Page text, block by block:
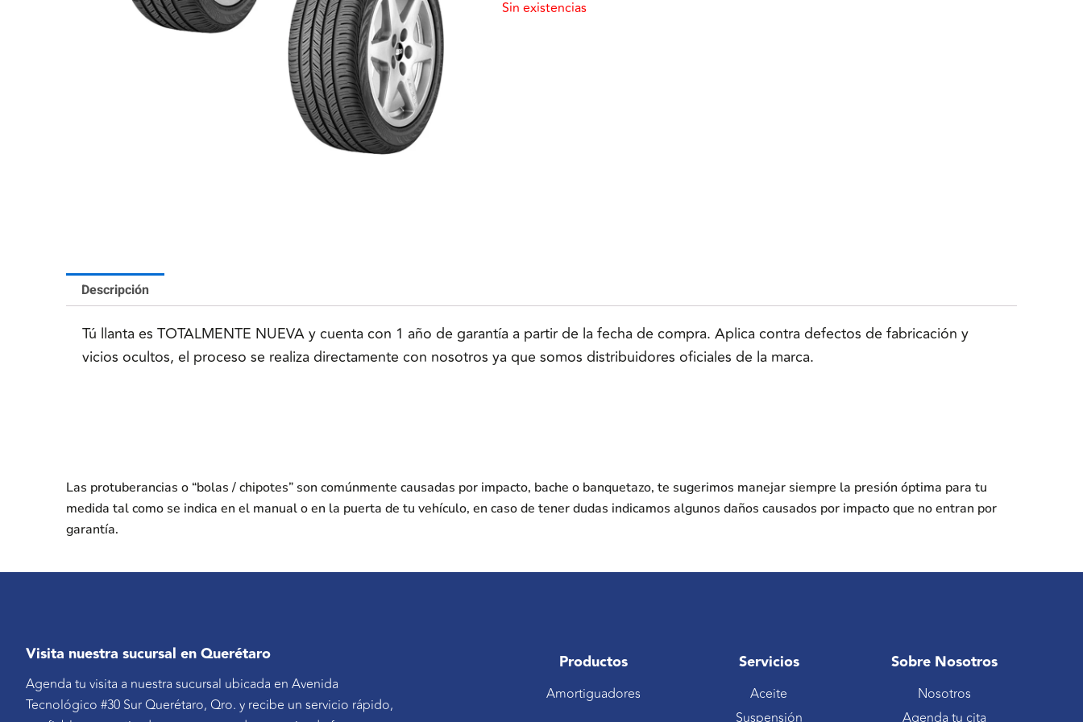
Sin existencias
Descripción
Tú llanta es TOTALMENTE NUEVA y cuenta con 1 año de garantía a partir de la fecha de compra. Aplica contra defectos de fabricación y
vicios ocultos, el proceso se realiza directamente con nosotros ya que somos distribuidores oficiales de la marca.
Las protuberancias o “bolas / chipotes” son comúnmente causadas por impacto, bache o banquetazo, te sugerimos manejar siempre la presión óptima para tu
medida tal como se indica en el manual o en la puerta de tu vehículo, en caso de tener dudas indicamos algunos daños causados por impacto que no entran por
garantía.
Visita nuestra sucursal en Querétaro
Agenda tu visita a nuestra sucursal ubicada en Avenida
Tecnológico #30 Sur Querétaro, Qro. y recibe un servicio rápido,
Productos
Amortiguadores
Servicios
Aceite
Suspensión
Sobre Nosotros
Nosotros
Agenda tu cita